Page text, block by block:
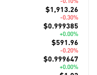
$1,913.26
-0.30%
$0.999385
+0.00%
$591.96
-0.20%
$0.999647
+0.00%